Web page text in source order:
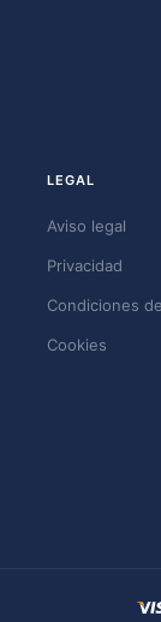
LEGAL
Aviso legal
Privacidad
Condiciones
Cookies